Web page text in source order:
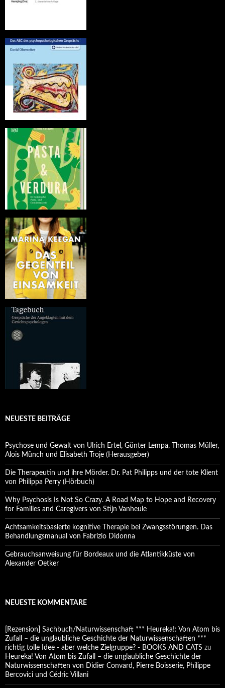
NEUESTE BEITRÄGE
Psychose und Gewalt von Ulrich Ertel, Günter Lempa, Thomas Müller,
Alois Münch und Elisabeth Troje (Herausgeber)
Die Therapeutin und ihre Mörder. Dr. Pat Philipps und der tote Klient
von Philippa Perry (Hörbuch)
Why Psychosis Is Not So Crazy. A Road Map to Hope and Recovery
for Families and Caregivers von Stijn Vanheule
Achtsamkeitsbasierte kognitive Therapie bei Zwangsstörungen. Das
Behandlungsmanual von Fabrizio Didonna
Gebrauchsanweisung für Bordeaux und die Atlantikküste von
Alexander Oetker
NEUESTE KOMMENTARE
[Rezension] Sachbuch/Naturwissenschaft *** Heureka!: Von Atom bis
Zufall – die unglaubliche Geschichte der Naturwissenschaften ***
richtig tolle Idee - aber welche Zielgruppe? - BOOKS AND CATS zu
Heureka! Von Atom bis Zufall – die unglaubliche Geschichte der
Naturwissenschaften von Didier Convard, Pierre Boisserie, Philippe
Bercovici und Cédric Villani